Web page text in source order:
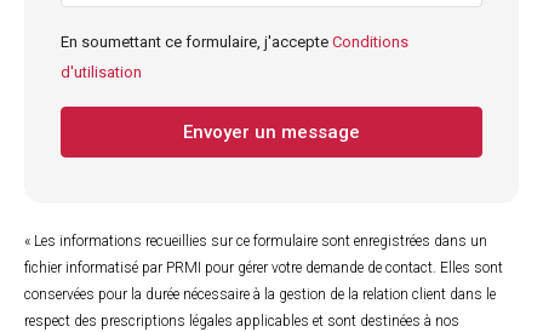
En soumettant ce formulaire, j'accepte Conditions
d'utilisation
Envoyer un message
« Les informations recueillies sur ce formulaire sont enregistrées dans un
fichier informatisé par PRMI pour gérer votre demande de contact. Elles sont
conservées pour la durée nécessaire à la gestion de la relation client dans le
respect des prescriptions légales applicables et sont destinées à nos